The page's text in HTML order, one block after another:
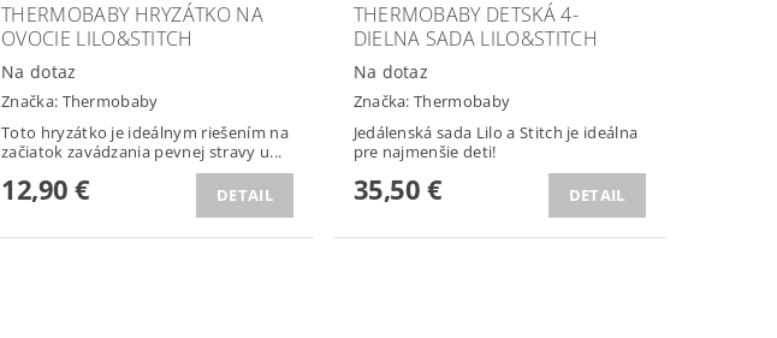
THERMOBABY HRYZÁTKO NA
OVOCIE LILO&STITCH
Na dotaz
Značka: Thermobaby
Toto hryzátko je ideálnym riešením na
začiatok zavádzania pevnej stravy u...
12,90 € DETAIL
THERMOBABY DETSKÁ 4-
DIELNA SADA LILO&STITCH
Na dotaz
Značka:Thermobaby
Jedálenská sada Lilo a Stitch je ideálna
pre najmenšie deti!
35,50 € DETAIL